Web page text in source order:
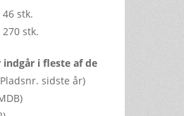
stk.
stk.
indgår i fleste af de
sidste år)